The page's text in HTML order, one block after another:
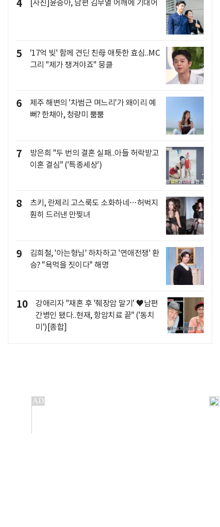
4 [사진]윤승아, 남편 김무열 어깨에 기대어
5
'17억 빚' 함께 견딘 친母 애틋한 효심..MC
그리 "제가 챙겨야죠" 뭉클
6
제주 해변의 '차범근 며느리'가 왜이리 예
뻐? 한채아, 청량미 뿜뿜
7
방은희 "두 번의 결혼 실패..아들 허락받고
이혼 결심" ('특종세상')
8
츠키, 란제리 고스룩도 소화하네…허벅지
훤히 드러낸 만찢녀
9
김희철, '아는형님' 하차하고 '연애전쟁' 환
승? "욕먹을 짓이다" 해명
10
강애리자 "재혼 후 '췌장암 말기' ♥남편
간병인 됐다..현재, 항암치료 끝" ('동치
미')[종합]